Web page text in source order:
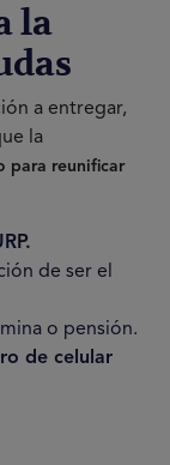
la
a entregar,
la
para reunificar
de ser el
o pensión.
de celular